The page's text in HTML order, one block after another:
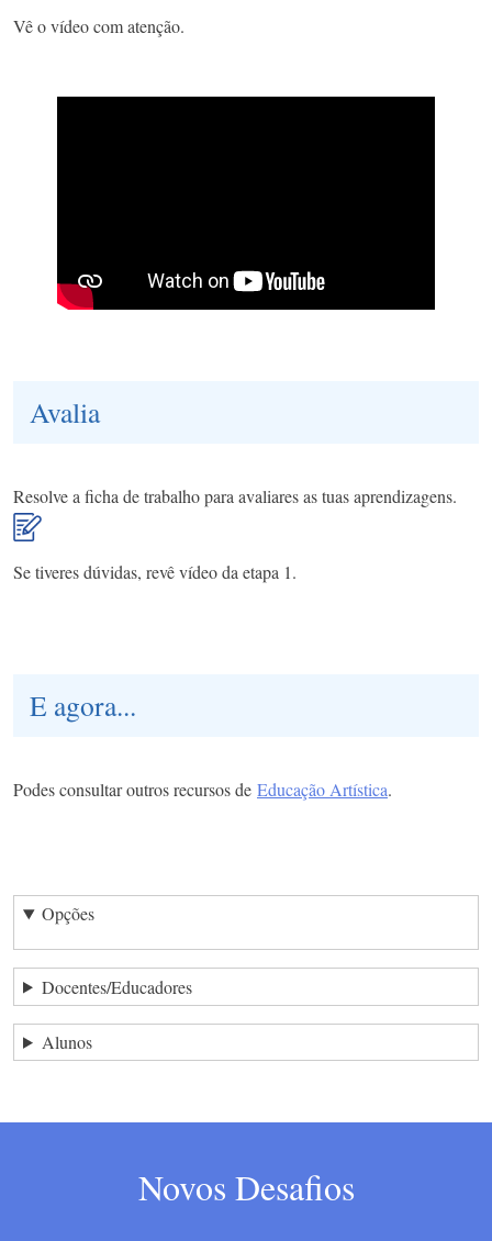
Vê o vídeo com atenção.
Avalia
Resolve a ficha de trabalho para avaliares as tuas aprendizagens.
Se tiveres dúvidas, revê vídeo da etapa 1.
E agora...
Podes consultar outros recursos de Educação Artística.
Opções
Docentes/Educadores
Alunos
Novos Desafios